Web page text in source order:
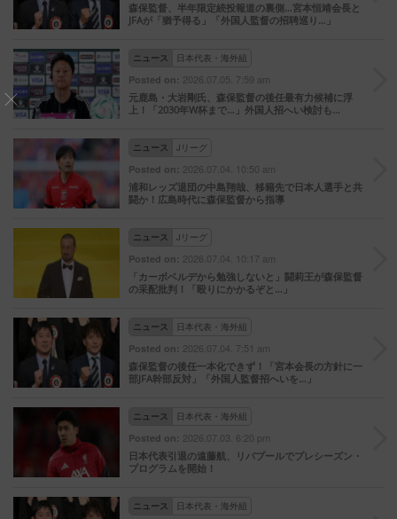
森保監督、半年限定続投報道の裏側…宮本恒靖会長と
JFAが「猶予得る」「外国人監督の招聘巡り…」
ニュース 日本代表・海外組
Posted on: 2026.07.05. 7:59 am
元鹿島・大岩剛氏、森保監督の後任最有力候補に浮
上！「2030年W杯まで…」外国人招へい検討も…
ニュース Jリーグ
Posted on: 2026.07.04. 10:50 am
浦和レッズ退団の中島翔哉、移籍先で日本人選手と共
闘か！広島時代に森保監督から指導
ニュース Jリーグ
Posted on: 2026.07.04. 10:17 am
「カーボベルデから勉強しないと」闘莉王が森保監督
の采配批判！「殴りにかかるぞと…」
ニュース 日本代表・海外組
Posted on: 2026.07.04. 7:51 am
森保監督の後任一本化できず！「宮本会長の方針に一
部JFA幹部反対」「外国人監督招へいを…」
ニュース 日本代表・海外組
Posted on: 2026.07.03. 6:20 pm
日本代表引退の遠藤航、リバプールでプレシーズン・
プログラムを開始！
ニュース 日本代表・海外組